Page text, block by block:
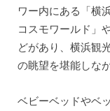
ワー内にある「横
コスモワールド」
どがあり、横浜観
の眺望を堪能しな
ベビーベッドやベ